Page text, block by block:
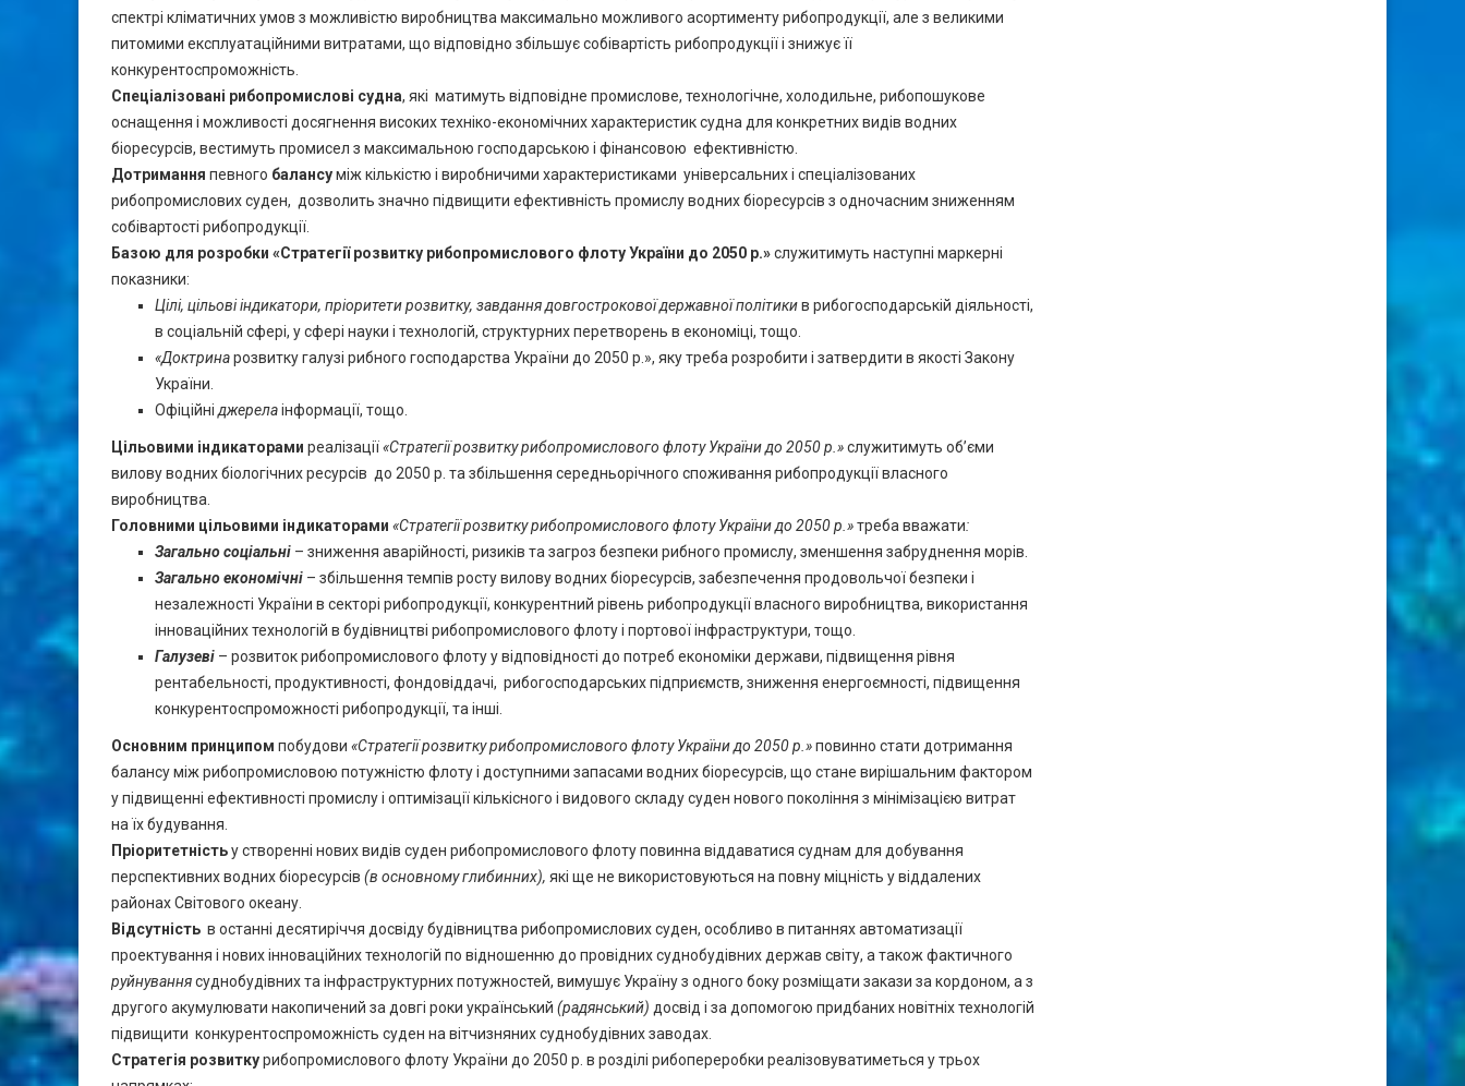
спектрі кліматичних умов з можливістю виробництва максимально можливого асортименту рибопродукції, але з великими
питомими експлуатаційними витратами, що відповідно збільшує собівартість рибопродукції і знижує її
конкурентоспроможність.
Спеціалізовані рибопромислові судна, які матимуть відповідне промислове, технологічне, холодильне, рибопошукове
оснащення і можливості досягнення високих техніко-економічних характеристик судна для конкретних видів водних
біоресурсів, вестимуть промисел з максимальною господарською і фінансовою ефективністю.
Дотримання певного балансуміж кількістю і виробничими характеристиками універсальних і спеціалізованих
рибопромислових суден, дозволить значно підвищити ефективність промислу водних біоресурсів з одночасним зниженням
собівартості рибопродукції.
Базою для розробки «Стратегії розвитку рибопромислового флоту України до 2050 р.»служитимуть наступні маркерні
показники:
Цілі, цільові індикатори, пріоритети розвитку, завдання довгострокової державної політикив рибогосподарській діяльності,
в соціальній сфері, у сфері науки і технологій, структурних перетворень в економіці, тощо.
«Доктринарозвитку галузі рибного господарства України до 2050 р.», яку треба розробити і затвердити в якості Закону
України.
Офіційні джерелаінформації, тощо.
Цільовими індикаторами реалізації«Стратегії розвитку рибопромислового флоту України до 2050 р.»служитимуть об’єми
вилову водних біологічних ресурсів до 2050 р. та збільшення середньорічного споживання рибопродукції власного
виробництва.
Головними цільовими індикаторами «Стратегії розвитку рибопромислового флоту України до 2050 р.»треба вважати:
Загально соціальні – зниження аварійності, ризиків та загроз безпеки рибного промислу, зменшення забруднення морів.
Загально економічні – збільшення темпів росту вилову водних біоресурсів, забезпечення продовольчої безпеки і
незалежності України в секторі рибопродукції, конкурентний рівень рибопродукції власного виробництва, використання
інноваційних технологій в будівництві рибопромислового флоту і портової інфраструктури, тощо.
Галузеві – розвиток рибопромислового флоту у відповідності до потреб економіки держави, підвищення рівня
рентабельності, продуктивності, фондовіддачі, рибогосподарських підприємств, зниження енергоємності, підвищення
конкурентоспроможності рибопродукції, та інші.
Основним принципом побудови «Стратегії розвитку рибопромислового флоту України до 2050 р.»повинно стати дотримання
балансу між рибопромисловою потужністю флоту і доступними запасами водних біоресурсів, що стане вирішальним фактором
у підвищенні ефективності промислу і оптимізації кількісного і видового складу суден нового покоління з мінімізацією витрат
на їх будування.
Пріоритетністьу створенні нових видів суден рибопромислового флоту повинна віддаватися суднам для добування
перспективних водних біоресурсів (в основному глибинних), які ще не використовуються на повну міцність у віддалених
районах Світового океану.
Відсутність в останні десятиріччя досвіду будівництва рибопромислових суден, особливо в питаннях автоматизації
проектування і нових інноваційних технологій по відношенню до провідних суднобудівних держав світу, а також фактичного
руйнуваннясуднобудівних та інфраструктурних потужностей, вимушує Україну з одного боку розміщати закази за кордоном, а з
другого акумулювати накопичений за довгі роки український (радянський) досвід і за допомогою придбаних новітніх технологій
підвищити конкурентоспроможність суден на вітчизняних суднобудівних заводах.
Стратегія розвиткурибопромислового флоту України до 2050 р. в розділі рибопереробки реалізовуватиметься у трьох